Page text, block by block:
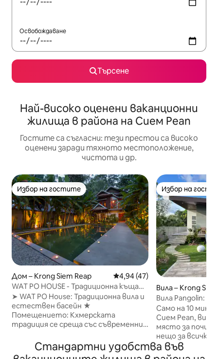
Освобождаване
Търсене
Най-високо оценени ваканционни
жилища в района на Сием Реап
Гостите са съгласни: тези престои са високо
оценени заради тяхното местоположение,
чистота и др.
Избор на гостите
Избор на гостите
Дом – Krong Siem Reap Средна оценка: 4,94 от 5,
4,94 (47)
WAT PO HOUSE - Традиционна къща
къща в стил Кхмер - River Road
➤ WAT PO House: Традиционна вила и
естествен басейн ★
Помещението: Кхмерската
традиция се среща със съвременния
басейн без химикали и на буйния
воден градина, разположени
Избор на
Избор на
Вила – Krong
Вила Pangolin:
семейно
Само на 10
Сием Реап,
място за
нещо за всички! Охладете се в
частния басейн
настолни игри
Стандартни удобства във